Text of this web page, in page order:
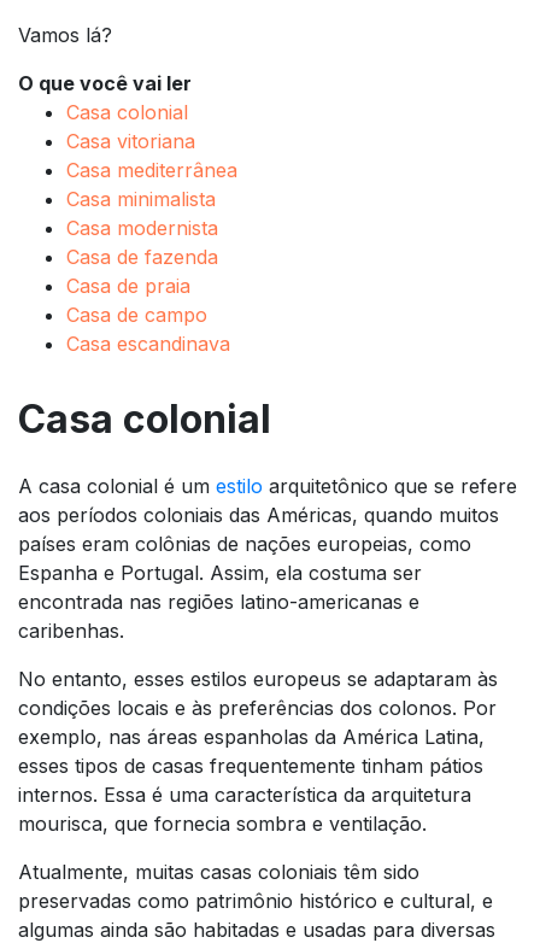
Vamos lá?
O que você vai ler
Casa colonial
Casa vitoriana
Casa mediterrânea
Casa minimalista
Casa modernista
Casa de fazenda
Casa de praia
Casa de campo
Casa escandinava
Casa colonial
A casa colonial é um estilo arquitetônico que se refere
aos períodos coloniais das Américas, quando muitos
países eram colônias de nações europeias, como
Espanha e Portugal. Assim, ela costuma ser
encontrada nas regiões latino-americanas e
caribenhas.
No entanto, esses estilos europeus se adaptaram às
condições locais e às preferências dos colonos. Por
exemplo, nas áreas espanholas da América Latina,
esses tipos de casas frequentemente tinham pátios
internos. Essa é uma característica da arquitetura
mourisca, que fornecia sombra e ventilação.
Atualmente, muitas casas coloniais têm sido
preservadas como patrimônio histórico e cultural, e
algumas ainda são habitadas e usadas para diversas